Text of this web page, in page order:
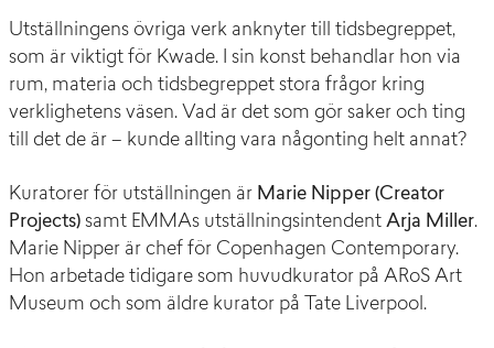
Utställningens övriga verk anknyter till tidsbegreppet,
som är viktigt för Kwade. I sin konst behandlar hon via
rum, materia och tidsbegreppet stora frågor kring
verklighetens väsen. Vad är det som gör saker och ting
till det de är – kunde allting vara någonting helt annat?
Kuratorer för utställningen är Marie Nipper (Creator
Projects) samt EMMAs utställningsintendent Arja Miller.
Marie Nipper är chef för Copenhagen Contemporary.
Hon arbetade tidigare som huvudkurator på ARoS Art
Museum och som äldre kurator på Tate Liverpool.